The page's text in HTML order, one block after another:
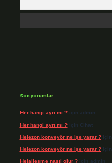
Son yorumlar
Her hangi ayrı mı ?için admin
Her hangi ayrı mı ?için Cihat
Helezon konveyör ne işe yarar ?için
Helezon konveyör ne işe yarar ?için
Helalleşme nasıl olur ?için admin